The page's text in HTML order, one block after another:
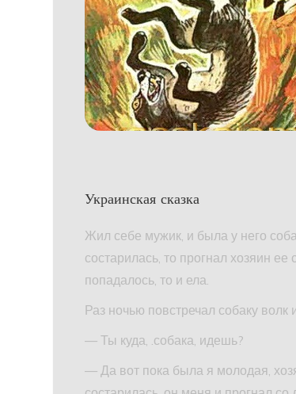
Украинская сказка
Жил себе мужик, и была у него
состарилась, то прогнал хозяин
попадалось, то и ела.
Раз ночью повстречал собаку волк
— Ты куда, .собака, идешь?
— Да вот пока была я молодая,